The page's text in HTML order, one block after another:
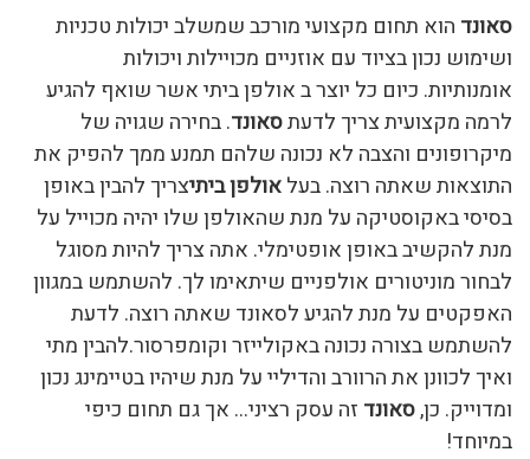
סאונד הוא תחום מקצועי מורכב שמשלב יכולות טכניות
ושימוש נכון בציוד עם אוזניים מכויילות ויכולות
אומנותיות. כיום כל יוצר ב אולפן ביתי אשר שואף להגיע
לרמה מקצועית צריך לדעתסאונד. בחירה שגויה של
מיקרופונים והצבה לא נכונה שלהם תמנע ממך להפיק את
התוצאות שאתה רוצה. בעלאולפן ביתיצריך להבין באופן
בסיסי באקוסטיקה על מנת שהאולפן שלו יהיה מכוייל על
מנת להקשיב באופן אופטימלי. אתה צריך להיות מסוגל
לבחור מוניטורים אולפניים שיתאימו לך. להשתמש במגוון
האפקטים על מנת להגיע לסאונד שאתה רוצה. לדעת
להשתמש בצורה נכונה באקולייזר וקומפרסור.להבין מתי
ואיך לכוונן את הרוורב והדיליי על מנת שיהיו בטיימינג נכון
ומדוייק. כן,סאונד זה עסק רציני… אך גם תחום כיפי
במיוחד!